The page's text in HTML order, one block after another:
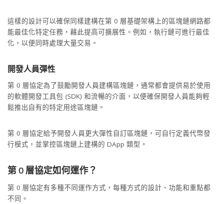
這樣的設計可以確保同樣建構在第 0 層基礎架構上的區塊鏈網路都
能最佳化特定任務，藉此提高可擴展性。例如，執行鏈可進行最佳
化，以便同時處理大量交易。
開發人員彈性
第 0 層協定為了鼓勵開發人員建構區塊鏈，通常都會提供易於使用
的軟體開發工具包 (SDK) 和流暢的介面，以便確保開發人員能夠輕
鬆推出自有的特定用途區塊鏈。
第 0 層協定給予開發人員更大彈性自訂區塊鏈，可自行定義代幣發
行模式，並掌控區塊鏈上建構的 DApp 類型。
第 0 層協定如何運作？
第 0 層協定有多種不同運作方式，每種方式的設計、功能和重點都
不同。